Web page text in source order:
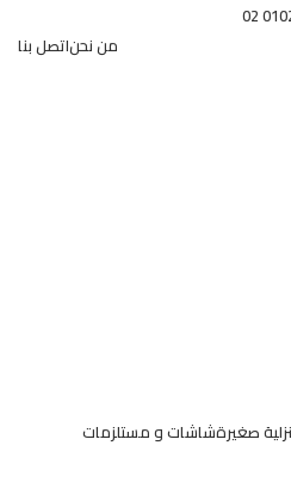
من نحناتصل بنا
صغيرةشاشات و مستلزمات